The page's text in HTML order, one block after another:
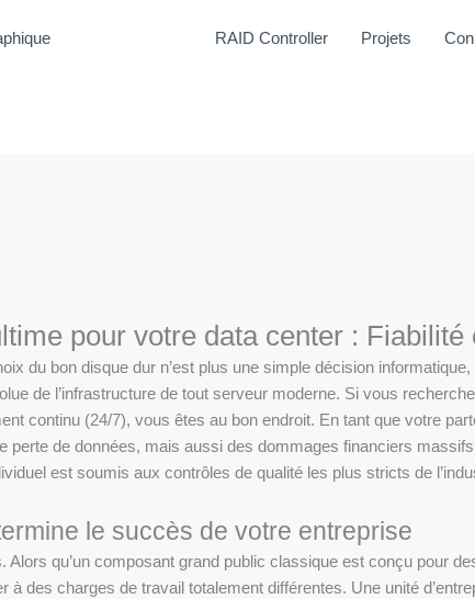
RAID Controller Projets
pour votre data center : Fiabilité
du bon disque dur n’est plus une simple décision
de l’infrastructure de tout serveur moderne. Si vous
continu (24/7), vous êtes au bon endroit. En tant que votre
perte de données, mais aussi des dommages financiers
est soumis aux contrôles de qualité les plus stricts de
le succès de votre entreprise
qu’un composant grand public classique est conçu pour
des charges de travail totalement différentes. Une unité